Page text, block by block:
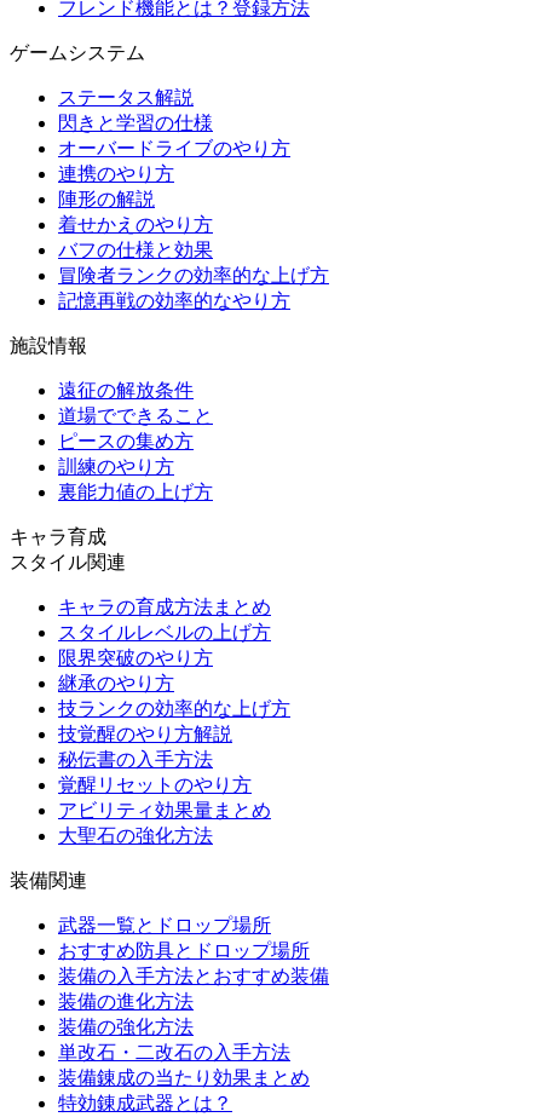
フレンド機能とは？登録方法
ゲームシステム
ステータス解説
閃きと学習の仕様
オーバードライブのやり方
連携のやり方
陣形の解説
着せかえのやり方
バフの仕様と効果
冒険者ランクの効率的な上げ方
記憶再戦の効率的なやり方
施設情報
遠征の解放条件
道場でできること
ピースの集め方
訓練のやり方
裏能力値の上げ方
キャラ育成
スタイル関連
キャラの育成方法まとめ
スタイルレベルの上げ方
限界突破のやり方
継承のやり方
技ランクの効率的な上げ方
技覚醒のやり方解説
秘伝書の入手方法
覚醒リセットのやり方
アビリティ効果量まとめ
大聖石の強化方法
装備関連
武器一覧とドロップ場所
おすすめ防具とドロップ場所
装備の入手方法とおすすめ装備
装備の進化方法
装備の強化方法
単改石・二改石の入手方法
装備錬成の当たり効果まとめ
特効錬成武器とは？